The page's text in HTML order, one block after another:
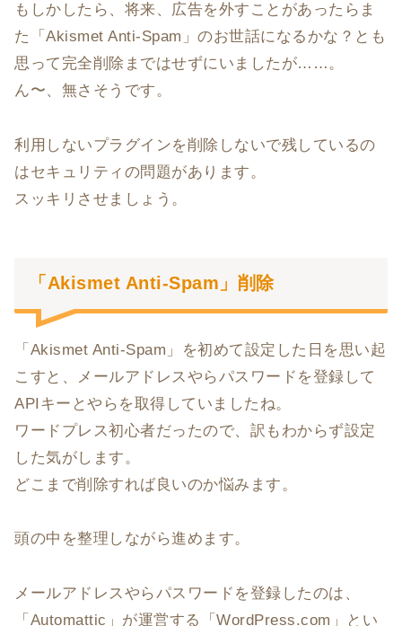
もしかしたら、将来、広告を外すことがあったらま
た「Akismet Anti-Spam」のお世話になるかな？とも
思って完全削除まではせずにいましたが……。
ん〜、無さそうです。
利用しないプラグインを削除しないで残しているの
はセキュリティの問題があります。
スッキリさせましょう。
「Akismet Anti-Spam」削除
「Akismet Anti-Spam」を初めて設定した日を思い起
こすと、メールアドレスやらパスワードを登録して
APIキーとやらを取得していましたね。
ワードプレス初心者だったので、訳もわからず設定
した気がします。
どこまで削除すれば良いのか悩みます。
頭の中を整理しながら進めます。
メールアドレスやらパスワードを登録したのは、
「Automattic」が運営する「WordPress.com」とい